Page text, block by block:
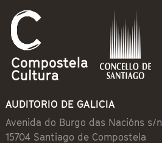
AUDITORIO DE GALICIA
Avenida do Burgo das Nacións s/n
15704 Santiago de Compostela